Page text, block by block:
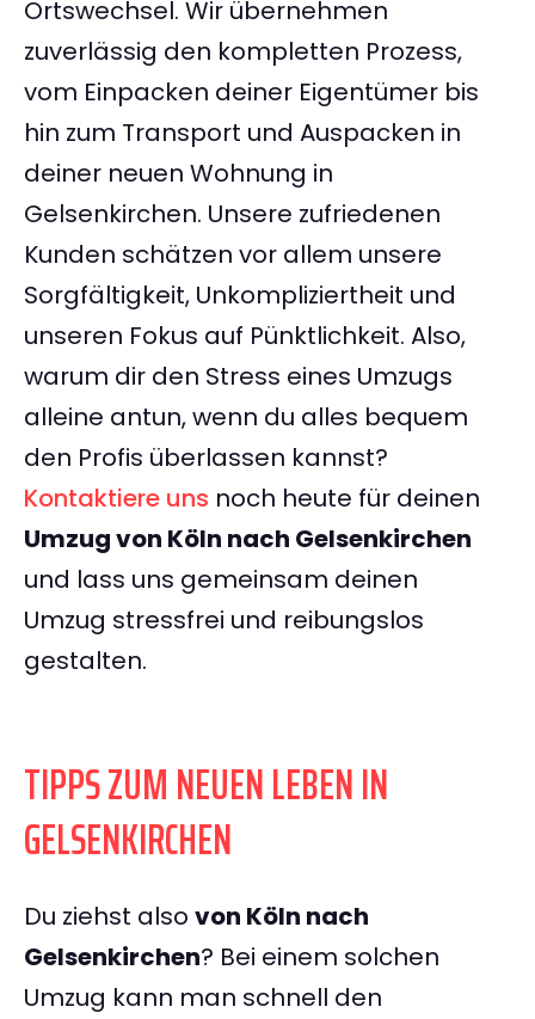
Ortswechsel. Wir übernehmen
zuverlässig den kompletten Prozess,
vom Einpacken deiner Eigentümer bis
hin zum Transport und Auspacken in
deiner neuen Wohnung in
Gelsenkirchen. Unsere zufriedenen
Kunden schätzen vor allem unsere
Sorgfältigkeit, Unkompliziertheit und
unseren Fokus auf Pünktlichkeit. Also,
warum dir den Stress eines Umzugs
alleine antun, wenn du alles bequem
den Profis überlassen kannst?
Kontaktiere uns noch heute für deinen
Umzug von Köln nach Gelsenkirchen
und lass uns gemeinsam deinen
Umzug stressfrei und reibungslos
gestalten.
TIPPS ZUM NEUEN LEBEN IN
GELSENKIRCHEN
Du ziehst also von Köln nach
Gelsenkirchen? Bei einem solchen
Umzug kann man schnell den